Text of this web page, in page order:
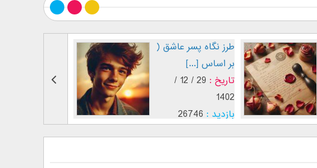
تاریخ :
طرز نگاه پسر عاشق (
بر اساس [...]
تاریخ :
29 / 12 /
1402
بازدید : 26746